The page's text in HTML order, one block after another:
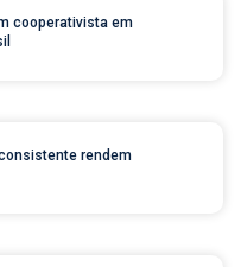
cooperativista em
rendem